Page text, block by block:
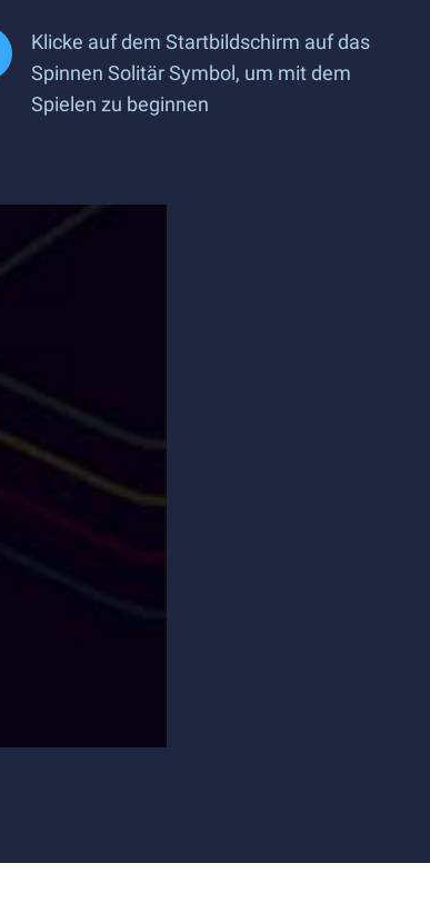
Klicke auf dem Startbildschirm auf das
Spinnen Solitär Symbol, um mit dem
Spielen zu beginnen